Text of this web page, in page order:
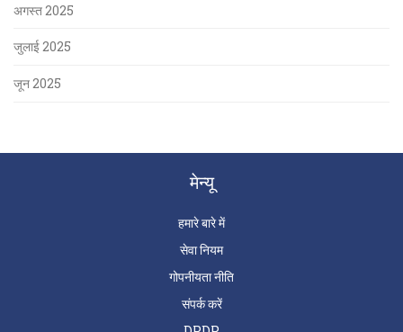
अगस्त 2025
जुलाई 2025
जून 2025
मेन्यू
हमारे बारे में
सेवा नियम
गोपनीयता नीति
संपर्क करें